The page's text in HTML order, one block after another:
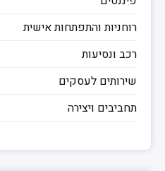
רוחניות והתפתחות אישית
רכב ונסיעות
שירותים לעסקים
תחביבים ויצירה